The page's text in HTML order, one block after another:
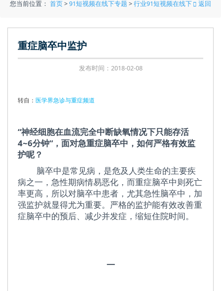
您当前位置： 首页>91短视频在线下专题 >行业91短视频在线下 返回
重症脑卒中监护
发布时间：2018-02-08
转自： 医学界急诊与重症频道
“神经细胞在血流完全中断缺氧情况下只能存活
4~6分钟“，面对急重症脑卒中，如何严格有效监
护呢？
脑卒中是常见病，是危及人类生命的主要疾
病之一，急性期病情易恶化，而重症脑卒中则死亡
率更高，所以对脑卒中患者，尤其急性脑卒中，加
强监护就显得尤为重要。严格的监护能有效改善重
症脑卒中的预后、减少并发症，缩短住院时间。
一